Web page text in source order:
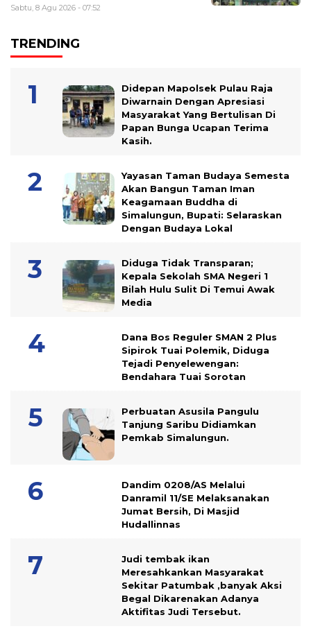
Sabtu, 8 Agu 2026 - 07:52
TRENDING
Didepan Mapolsek Pulau Raja
Diwarnain Dengan Apresiasi
Masyarakat Yang Bertulisan Di
Papan Bunga Ucapan Terima
Kasih.
Yayasan Taman Budaya Semesta
Akan Bangun Taman Iman
Keagamaan Buddha di
Simalungun, Bupati: Selaraskan
Dengan Budaya Lokal
Diduga Tidak Transparan;
Kepala Sekolah SMA Negeri 1
Bilah Hulu Sulit Di Temui Awak
Media
Dana Bos Reguler SMAN 2 Plus
Sipirok Tuai Polemik, Diduga
Tejadi Penyelewengan:
Bendahara Tuai Sorotan
Perbuatan Asusila Pangulu
Tanjung Saribu Didiamkan
Pemkab Simalungun.
Dandim 0208/AS Melalui
Danramil 11/SE Melaksanakan
Jumat Bersih, Di Masjid
Hudallinnas
Judi tembak ikan
Meresahkankan Masyarakat
Sekitar Patumbak ,banyak Aksi
Begal Dikarenakan Adanya
Aktifitas Judi Tersebut.